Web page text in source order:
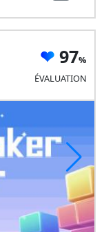
97
ÉVALUATION